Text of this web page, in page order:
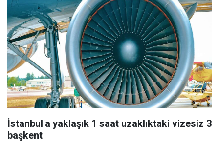
İstanbul'a yaklaşık 1 saat uzaklıktaki vizesiz 3
başkent